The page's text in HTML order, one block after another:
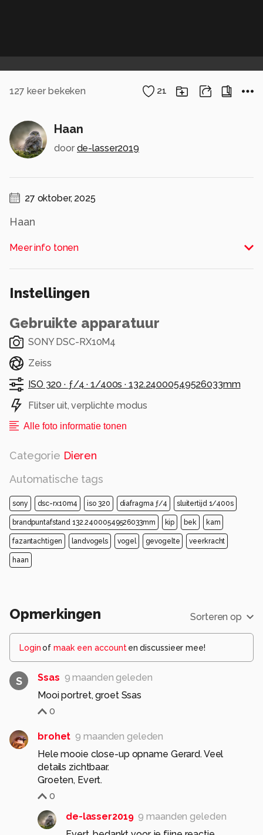
127 keer bekeken 21
Haan
door de-lasser2019
27 oktober, 2025
Haan
Alle rechten voorbehouden
Meer info tonen
Instellingen
Gebruikte apparatuur
SONY DSC-RX10M4
Zeiss
ISO 320 · ƒ/4 ·1/400s ·132.24000549526033mm
Flitser uit, verplichte modus
Alle foto informatie tonen
Categorie Dieren
Automatische tags
sony dsc-rx10m4 iso 320 diafragma ƒ/4 sluitertijd 1/400s
brandpuntafstand 132.24000549526033mm kip bek kam
fazantachtigen landvogels vogel gevogelte veerkracht
haan
Opmerkingen Sorteren op
Loginof maak een account en discussieer mee!
S Ssas 9 maanden geleden
Mooi portret, groet Ssas
0
brohet 9 maanden geleden
Hele mooie close-up opname Gerard. Veel
details zichtbaar.
Groeten, Evert.
0
de-lasser2019 9 maanden geleden